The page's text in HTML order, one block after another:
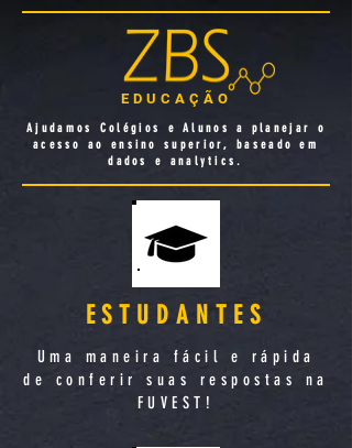
Ajudamos Colégios e Alunos a planejar o
acesso ao ensino superior, baseado em
dados e analytics.
EDUCAÇÃO
Uma maneira fácil e rápida
de conferir suas respostas na
FUVEST!
ESTUDANTES